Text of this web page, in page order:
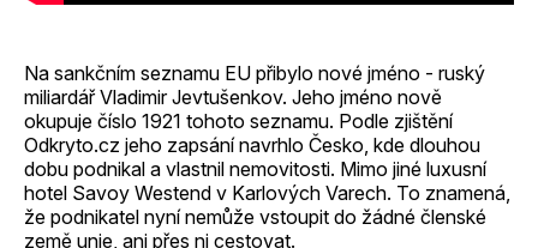
Na sankčním seznamu EU přibylo nové jméno - ruský
miliardář Vladimir Jevtušenkov. Jeho jméno nově
okupuje číslo 1921 tohoto seznamu. Podle zjištění
Odkryto.cz jeho zapsání navrhlo Česko, kde dlouhou
dobu podnikal a vlastnil nemovitosti. Mimo jiné luxusní
hotel Savoy Westend v Karlových Varech. To znamená,
že podnikatel nyní nemůže vstoupit do žádné členské
země unie, ani přes ni cestovat.